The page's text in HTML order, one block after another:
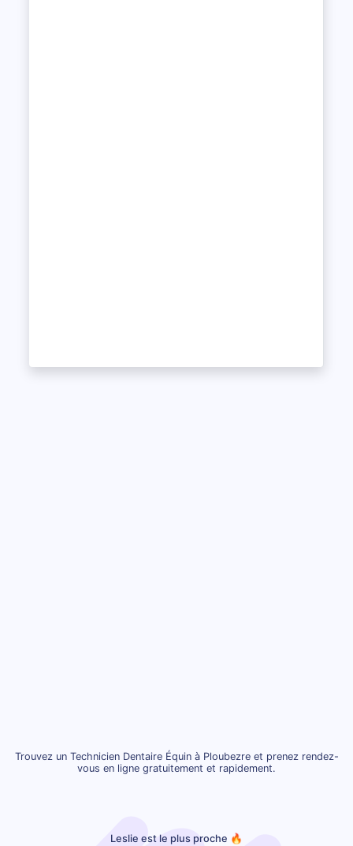
Trouvez un Technicien Dentaire Équin à Ploubezre et prenez rendez-
vous en ligne gratuitement et rapidement.
Leslie est le plus proche 🔥